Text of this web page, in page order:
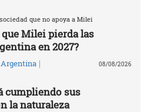
que no apoya a Milei
que Milei pierda las
en 2027?
Argentina | 08/08/2026
cumpliendo sus
la naturaleza